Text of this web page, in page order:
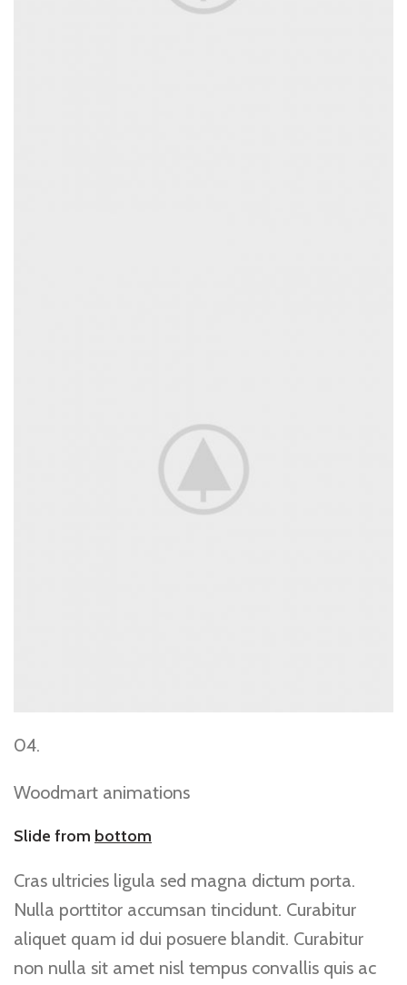
04.
Woodmart animations
Slide from bottom
Cras ultricies ligula sed magna dictum porta.
Nulla porttitor accumsan tincidunt. Curabitur
aliquet quam id dui posuere blandit. Curabitur
non nulla sit amet nisl tempus convallis quis ac